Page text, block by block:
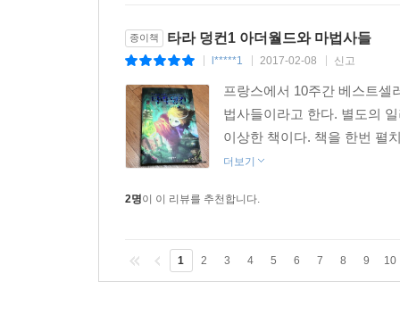
종이책 타라 덩컨1 아더월드와 마법사들
l*****1 2017-02-08 신고
프랑스에서 10주간 베스트셀
법사들이라고 한다. 별도의
이상한 책이다. 책을 한번 펼
더보기
2명이 이 리뷰를 추천합니다.
1 2 3 4 5 6 7 8 9 10